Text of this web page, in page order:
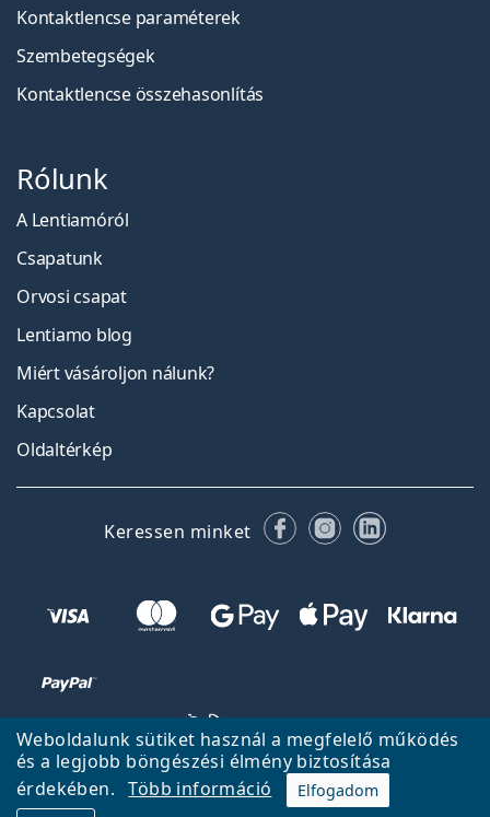
Weboldalunk sütiket használ a megfelelő működés
és a legjobb böngészési élmény biztosítása
érdekében.
Több információ
Elfogadom
Kontaktlencse paraméterek
Szembetegségek
Kontaktlencse összehasonlítás
Rólunk
A Lentiamóról
Csapatunk
Orvosi csapat
Lentiamo blog
Miért vásároljon nálunk?
Kapcsolat
Oldaltérkép
Keressen minket FacebookInstagram
LinkedIn
Fel